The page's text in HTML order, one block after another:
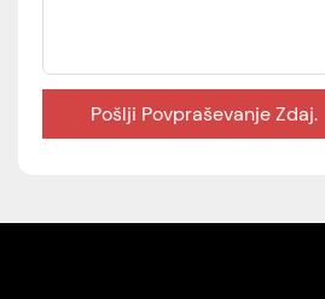
Pošlji Povpraševanje Zdaj.